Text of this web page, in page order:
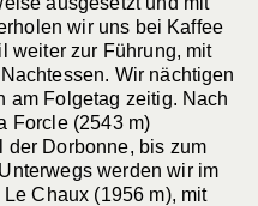
wir uns bei Kaffee
weiter zur Führung, mit
Wir nächtigen
am Folgetag zeitig. Nach
Forcle (2543 m)
der Dorbonne, bis zum
werden wir im
Chaux (1956 m), mit